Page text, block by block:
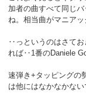
加者の曲すべて同じ
ね。相当曲がマニアッ
‥っというのはさてお
れば‥1番のDaniele
速弾き+タッピングの
は他にはなかなかない